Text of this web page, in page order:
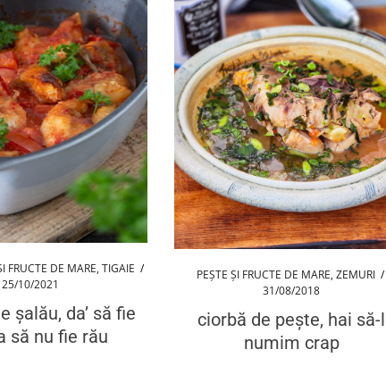
FRUCTE DE MARE, TIGAIE /
25/10/2021
șalău, da’ să fie
să nu fie rău
PEȘTE ȘI FRUCTE DE MARE, ZEMURI /
31/08/2018
ciorbă de pește, hai să-l
numim crap